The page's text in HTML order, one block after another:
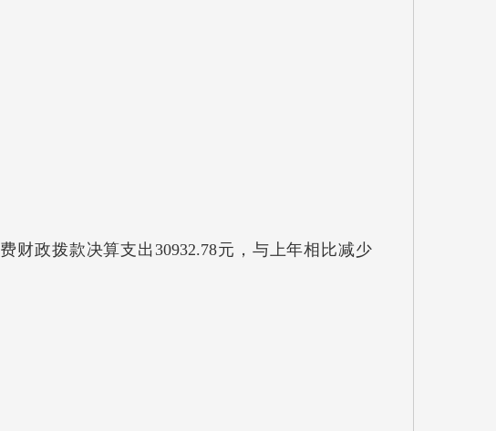
财政拨款决算支出30932.78元，与上年相比减少